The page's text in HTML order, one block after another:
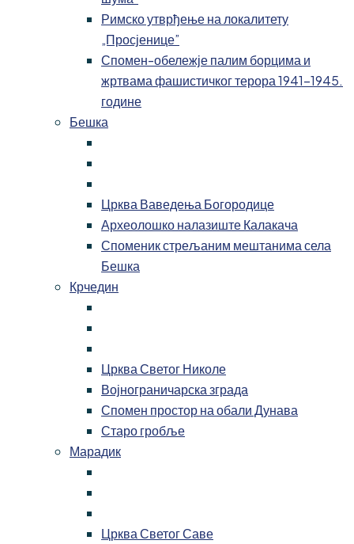
Римско утврђење на локалитету
„Просјенице”
Спомен-обележје палим борцима и
жртвама фашистичког терора 1941-1945.
године
Бешка
Црква Ваведења Богородице
Археолошко налазиште Калакача
Споменик стрељаним мештанима села
Бешка
Крчедин
Црква Светог Николе
Војнограничарска зграда
Спомен простор на обали Дунава
Старо гробље
Марадик
Црква Светог Саве